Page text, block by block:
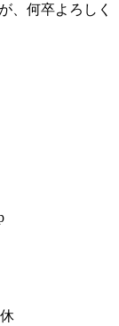
、何卒よろしく